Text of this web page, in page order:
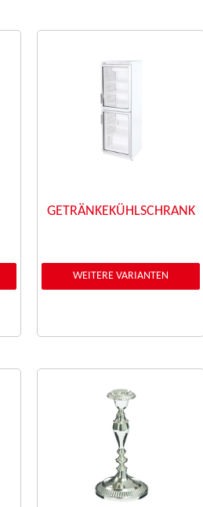
GETRÄNKEKÜHLSCHRANK
WEITERE VARIANTEN